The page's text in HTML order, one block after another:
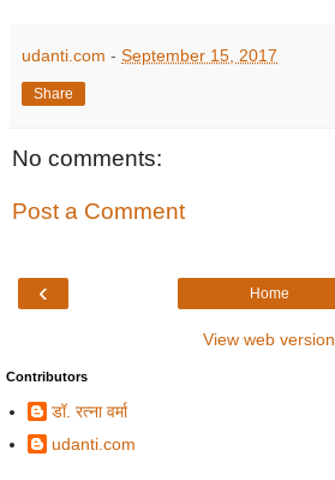
udanti.com - September 15, 2017
Share
No comments:
Post a Comment
‹ Home
View web version
Contributors
डॉ. रत्ना वर्मा
udanti.com